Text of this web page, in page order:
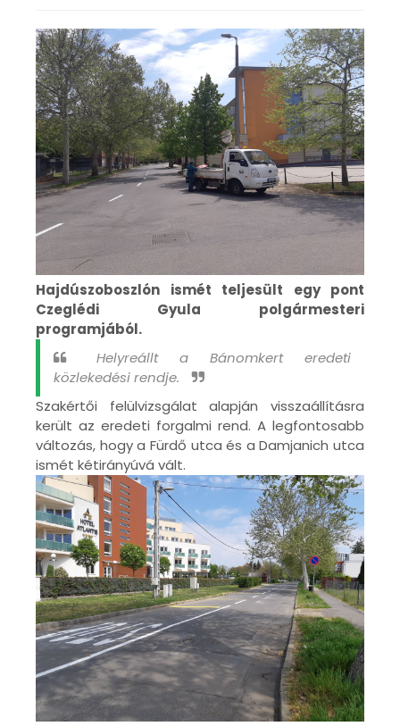
Hajdúszoboszlón ismét teljesült egy pont
Czeglédi Gyula polgármesteri
programjából.
Helyreállt a Bánomkert eredeti
közlekedési rendje.
Szakértői felülvizsgálat alapján visszaállításra
került az eredeti forgalmi rend. A legfontosabb
változás, hogy a Fürdő utca és a Damjanich utca
ismét kétirányúvá vált.